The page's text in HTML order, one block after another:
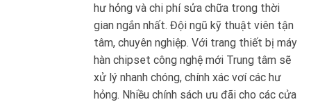
hư hỏng và chi phí sửa chữa trong thời
gian ngắn nhất. Đội ngũ kỹ thuật viên tận
tâm, chuyên nghiệp. Với trang thiết bị máy
hàn chipset công nghệ mới Trung tâm sẽ
xử lý nhanh chóng, chính xác vơí các hư
hỏng. Nhiều chính sách ưu đãi cho các cửa